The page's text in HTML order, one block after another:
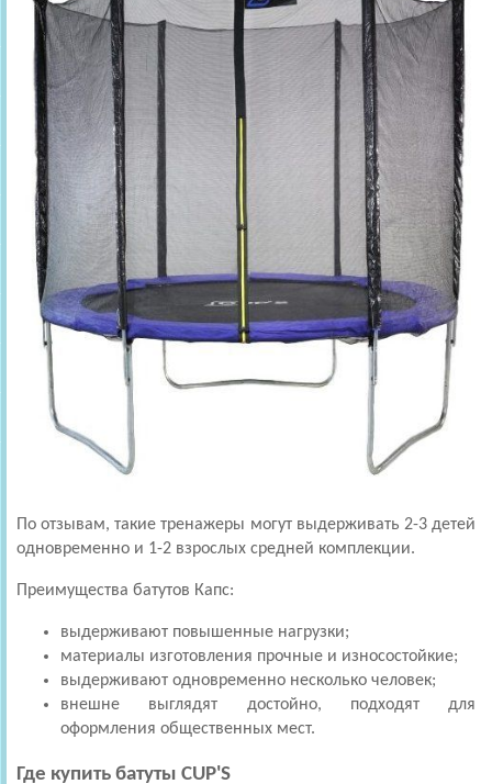
По отзывам, такие тренажеры могут выдерживать 2-3 детей
одновременно и 1-2 взрослых средней комплекции.
Преимущества батутов Капс:
выдерживают повышенные нагрузки;
материалы изготовления прочные и износостойкие;
выдерживают одновременно несколько человек;
внешне выглядят достойно, подходят для
оформления общественных мест.
Где купить батуты CUP'S